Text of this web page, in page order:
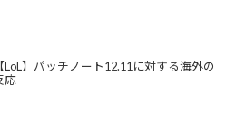
【LoL】パッチノート12.11に対する海外の
応